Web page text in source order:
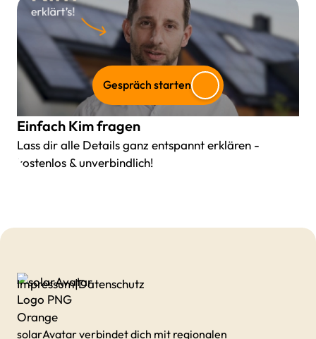
Gespräch starten
Einfach Kim fragen
Lass dir alle Details ganz entspannt erklären -
kostenlos & unverbindlich!
solarAvatar verbindet dich mit regionalen
Impressum|Datenschutz